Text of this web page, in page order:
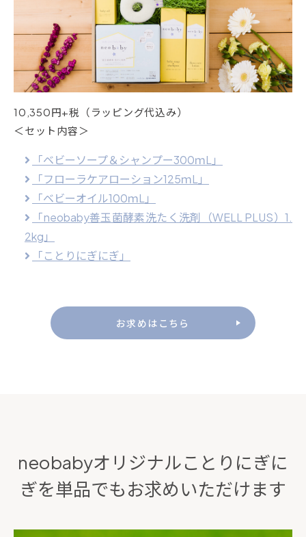
10,350円+税（ラッピング代込み）
＜セット内容＞
「ベビーソープ＆シャンプー300ｍL」
「フローラケアローション125ｍL」
「ベビーオイル100ｍL」
「neobaby善玉菌酵素洗たく洗剤（WELL PLUS）1.
2kg」
「ことりにぎにぎ」
お求めはこちら
neobabyオリジナルことりにぎに
ぎを単品でもお求めいただけます